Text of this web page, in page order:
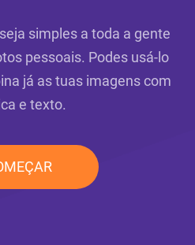
simples a toda a gente
pessoais. Podes usá-lo
já as tuas imagens com
e texto.